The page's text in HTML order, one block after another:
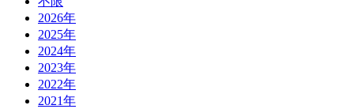
2026年
2025年
2024年
2023年
2022年
2021年